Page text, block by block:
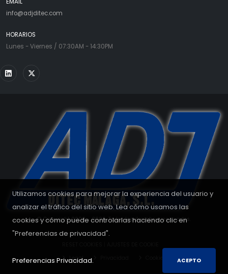
Utilizamos cookies para mejorar la experiencia del usuario y
analizar el tráfico del sitio web. Lea cómo usamos las
cookies y cómo puede controlarlas haciendo clic en
"Preferencias de privacidad".
Preferencias Privacidad. ACEPTO
info@adjditec.com
HORARIOS
Lunes - Viernes / 07:30AM - 14:30PM
© Copyright 2008 - 2026. Todos los derechos reservados.
Legal